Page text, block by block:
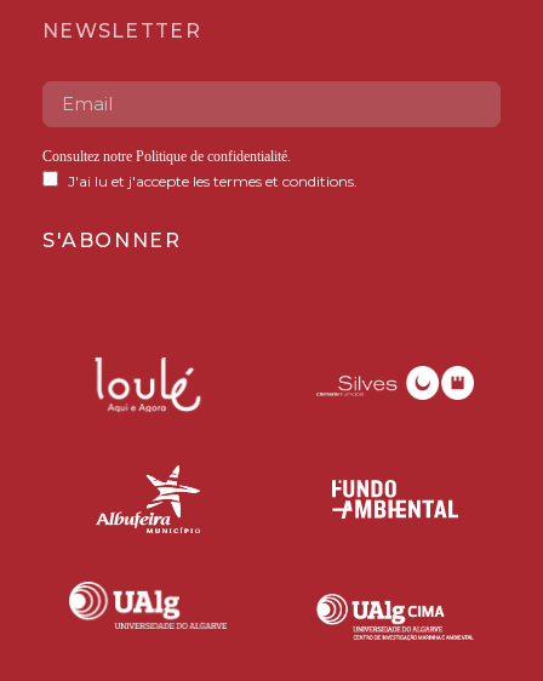
NEWSLETTER
Consultez notre Politique de confidentialité
J'ai lu et j'accepte les termes et conditions.